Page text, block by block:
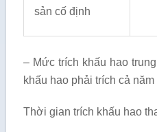
sản cố định
– Mức trích khấu hao
khấu hao phải trích cả
Thời gian trích khấu hao